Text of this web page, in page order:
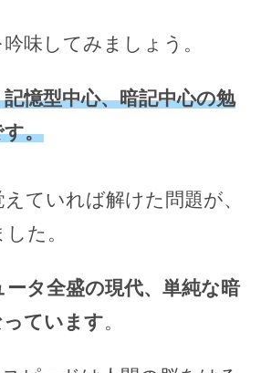
味してみましょう。
憶型中心、暗記中心の勉
す。
ていれば解けた問題が、
た。
タ全盛の現代、単純な暗
ています。